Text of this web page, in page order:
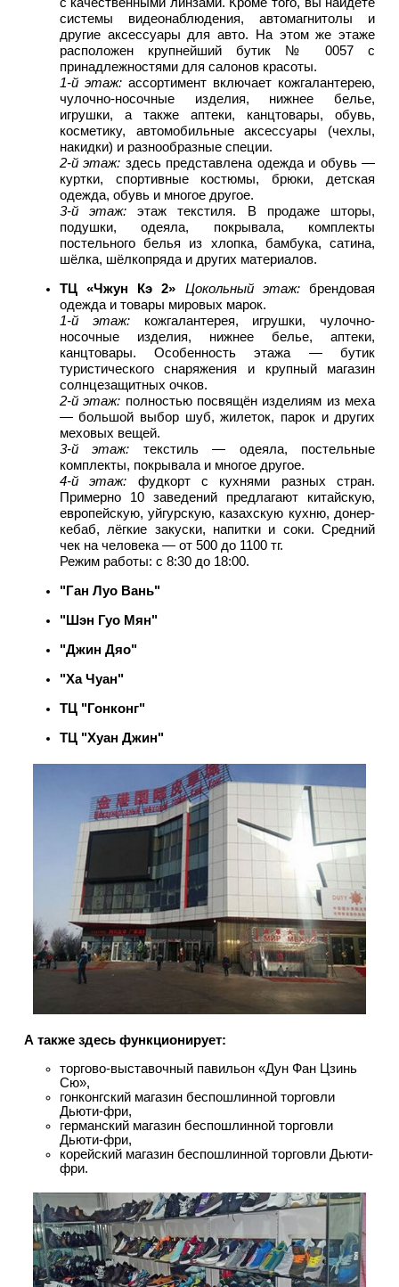
системы видеонаблюдения, автомагнитолы и
другие аксессуары для авто. На этом же этаже
расположен крупнейший бутик № 0057 с
принадлежностями для салонов красоты.
1-й этаж:ассортимент включает кожгалантерею,
чулочно-носочные изделия, нижнее белье,
игрушки, а также аптеки, канцтовары, обувь,
косметику, автомобильные аксессуары (чехлы,
накидки) и разнообразные специи.
2-й этаж: здесь представлена одежда и обувь —
куртки, спортивные костюмы, брюки, детская
одежда, обувь и многое другое.
3-й этаж: этаж текстиля. В продаже шторы,
подушки, одеяла, покрывала, комплекты
постельного белья из хлопка, бамбука, сатина,
шёлка, шёлкопряда и других материалов.
ТЦ «Чжун Кэ 2» Цокольный этаж:брендовая
одежда и товары мировых марок.
1-й этаж: кожгалантерея, игрушки, чулочно-
носочные изделия, нижнее белье, аптеки,
канцтовары. Особенность этажа — бутик
туристического снаряжения и крупный магазин
солнцезащитных очков.
2-й этаж: полностью посвящён изделиям из меха
— большой выбор шуб, жилеток, парок и других
меховых вещей.
3-й этаж: текстиль — одеяла, постельные
комплекты, покрывала и многое другое.
4-й этаж: фудкорт с кухнями разных стран.
Примерно 10 заведений предлагают китайскую,
европейскую, уйгурскую, казахскую кухню, донер-
кебаб, лёгкие закуски, напитки и соки. Средний
чек на человека — от 500 до 1100 тг.
Режим работы: с 8:30 до 18:00.
"Ган Луо Вань"
"Шэн Гуо Мян"
"Джин Дяо"
"Ха Чуан"
ТЦ "Гонконг"
ТЦ "Хуан Джин"
А также здесь функционирует:
торгово-выставочный павильон «Дун Фан Цзинь
Сю»,
гонконгский магазин беспошлинной торговли
Дьюти-фри,
германский магазин беспошлинной торговли
Дьюти-фри,
корейский магазин беспошлинной торговли Дьюти-
фри.